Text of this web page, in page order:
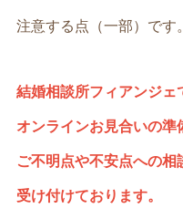
注意する点（一部）です。
結婚相談所フィアンジェ
オンラインお見合いの準
ご不明点や不安点への相
受け付けております。